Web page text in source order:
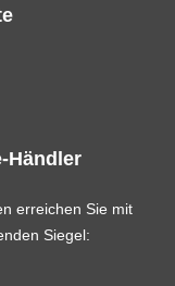
Händler
erreichen Sie mit
Siegel: